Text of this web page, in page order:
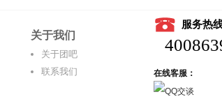
关于我们
关于团吧
联系我们
服务热
在线客服：